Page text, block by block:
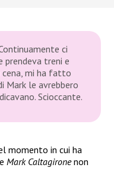
ci
prendeva treni e
cena, mi ha fatto
Mark le avrebbero
Scioccante.
momento in cui ha
Mark Caltagironenon